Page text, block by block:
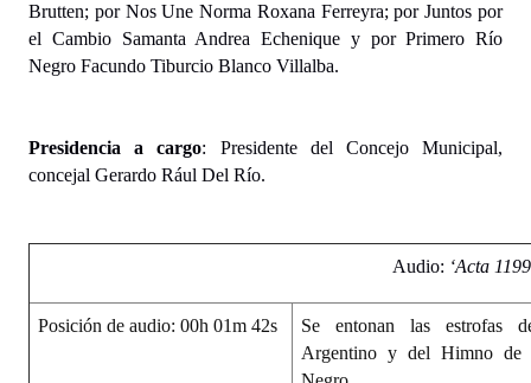
Reconocimientos - Registro
Bariloche, Municipio intercultural
REFORMA DE LA CARTA ORGÁNICA
Brutten; por Nos Une Norma Roxana Ferreyra; por Juntos por
el Cambio Samanta Andrea Echenique y por Primero Río
Negro Facundo Tiburcio Blanco Villalba.
Presidencia a cargo: Presidente del Concejo Municipal,
concejal Gerardo Rául Del Río.
Audio: ‘Acta
Posición de audio: 00h 01m 42s
Se entonan las estrofas
Argentino y del Himno de